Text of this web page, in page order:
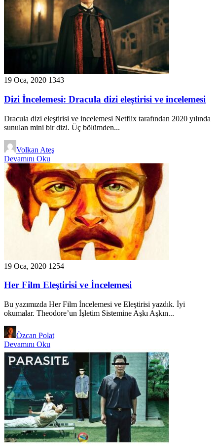
19 Oca, 2020 1343
Dizi İncelemesi: Dracula dizi eleştirisi ve incelemesi
Dracula dizi eleştirisi ve incelemesi Netflix tarafından 2020 yılında
sunulan mini bir dizi. Üç bölümden...
Volkan Ateş
Devamını Oku
19 Oca, 2020 1254
Her Film Eleştirisi ve İncelemesi
Bu yazımızda Her Film İncelemesi ve Eleştirisi yazdık. İyi
okumalar. Theodore’un İşletim Sistemine Aşkı Aşkın...
Özcan Polat
Devamını Oku